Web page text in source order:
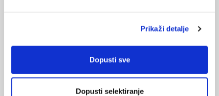
Prikaži detalje
Dopusti sve
Dopusti selektiranje
pomaže oboljelima da se lakše suoče s bolesti, odnosno da se
smanji utjecaj bolesti na kvalitetu života oboljele osobe i njene